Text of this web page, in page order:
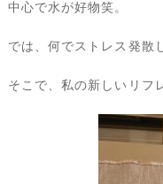
中心で水が好物笑。
では、何でストレス発散
そこで、私の新しいリフ